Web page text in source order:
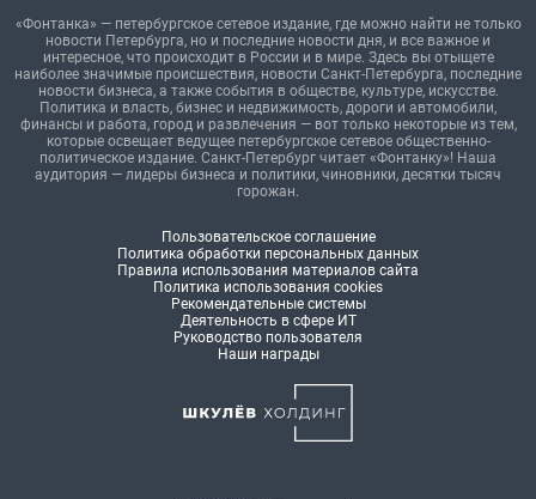
«Фонтанка» — петербургское сетевое издание, где можно найти не только
новости Петербурга, но и последние новости дня, и все важное и
интересное, что происходит в России и в мире. Здесь вы отыщете
наиболее значимые происшествия, новости Санкт-Петербурга, последние
новости бизнеса, а также события в обществе, культуре, искусстве.
Политика и власть, бизнес и недвижимость, дороги и автомобили,
финансы и работа, город и развлечения — вот только некоторые из тем,
которые освещает ведущее петербургское сетевое общественно-
политическое издание. Санкт-Петербург читает «Фонтанку»! Наша
аудитория — лидеры бизнеса и политики, чиновники, десятки тысяч
горожан.
Пользовательское соглашение
Политика обработки персональных данных
Правила использования материалов сайта
Политика использования cookies
Рекомендательные системы
Деятельность в сфере ИТ
Руководство пользователя
Наши награды